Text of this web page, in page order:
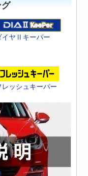
イヤⅡキーパー
レッシュキーパー